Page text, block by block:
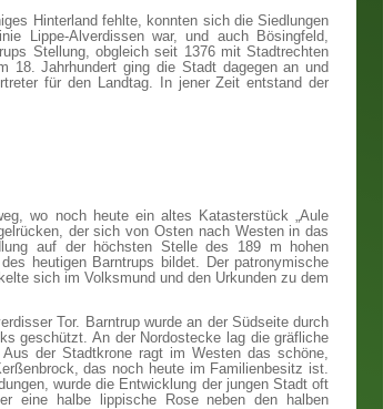
Hinterland fehlte, konnten sich die Siedlungen
Lippe-Alverdissen war, und auch Bösingfeld,
Stellung, obgleich seit 1376 mit Stadtrechten
18. Jahrhundert ging die Stadt dagegen an und
für den Landtag. In jener Zeit entstand der
wo noch heute ein altes Katasterstück „Aule
der sich von Osten nach Westen in das
auf der höchsten Stelle des 189 m hohen
heutigen Barntrups bildet. Der patronymische
sich im Volksmund und den Urkunden zu dem
Tor. Barntrup wurde an der Südseite durch
geschützt. An der Nordostecke lag die gräfliche
der Stadtkrone ragt im Westen das schöne,
das noch heute im Familienbesitz ist.
wurde die Entwicklung der jungen Stadt oft
eine halbe lippische Rose neben den halben